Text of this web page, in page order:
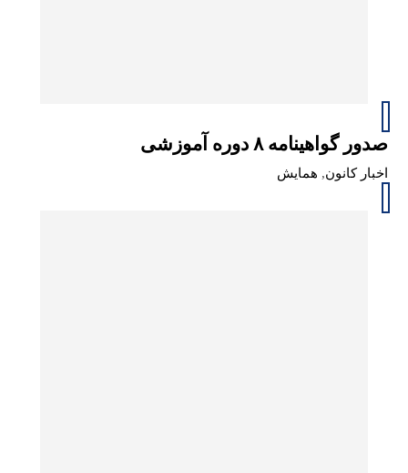
صدور گواهینامه‌ ۸ دوره آموزشی
اخبار کانون, همایش